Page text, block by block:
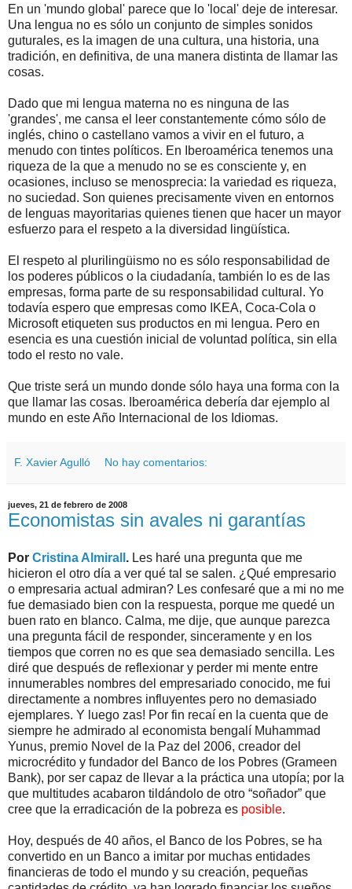
En un 'mundo global' parece que lo 'local' deje de interesar.
Una lengua no es sólo un conjunto de simples sonidos
guturales, es la imagen de una cultura, una historia, una
tradición, en definitiva, de una manera distinta de llamar las
cosas.
Dado que mi lengua materna no es ninguna de las
'grandes', me cansa el leer constantemente cómo sólo de
inglés, chino o castellano vamos a vivir en el futuro, a
menudo con tintes políticos. En Iberoamérica tenemos una
riqueza de la que a menudo no se es consciente y, en
ocasiones, incluso se menosprecia: la variedad es riqueza,
no suciedad. Son quienes precisamente viven en entornos
de lenguas mayoritarias quienes tienen que hacer un mayor
esfuerzo para el respeto a la diversidad lingüística.
El respeto al plurilingüismo no es sólo responsabilidad de
los poderes públicos o la ciudadanía, también lo es de las
empresas, forma parte de su responsabilidad cultural. Yo
todavía espero que empresas como IKEA, Coca-Cola o
Microsoft etiqueten sus productos en mi lengua. Pero en
esencia es una cuestión inicial de voluntad política, sin ella
todo el resto no vale.
Que triste será un mundo donde sólo haya una forma con la
que llamar las cosas. Iberoamérica debería dar ejemplo al
mundo en este Año Internacional de los Idiomas.
F. Xavier Agulló No hay comentarios:
jueves, 21 de febrero de 2008
Economistas sin avales ni garantías
Por Cristina Almirall . Les haré una pregunta que me
hicieron el otro día a ver qué tal se salen. ¿Qué empresario
o empresaria actual admiran? Les confesaré que a mi no me
fue demasiado bien con la respuesta, porque me quedé un
buen rato en blanco. Calma, me dije, que aunque parezca
una pregunta fácil de responder, sinceramente y en los
tiempos que corren no es que sea demasiado sencilla. Les
diré que después de reflexionar y perder mi mente entre
innumerables nombres del empresariado conocido, me fui
directamente a nombres influyentes pero no demasiado
ejemplares. Y luego zas! Por fin recaí en la cuenta que de
siempre he admirado al economista bengalí Muhammad
Yunus, premio Novel de la Paz del 2006, creador del
microcrédito y fundador del Banco de los Pobres (Grameen
Bank), por ser capaz de llevar a la práctica una utopía; por la
que multitudes acabaron tildándolo de otro “soñador” que
cree que la erradicación de la pobreza es posible.
Hoy, después de 40 años, el Banco de los Pobres, se ha
convertido en un Banco a imitar por muchas entidades
financieras de todo el mundo y su creación, pequeñas